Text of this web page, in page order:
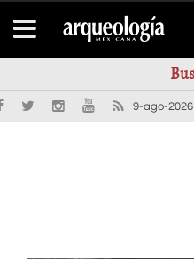
9-ago-2026